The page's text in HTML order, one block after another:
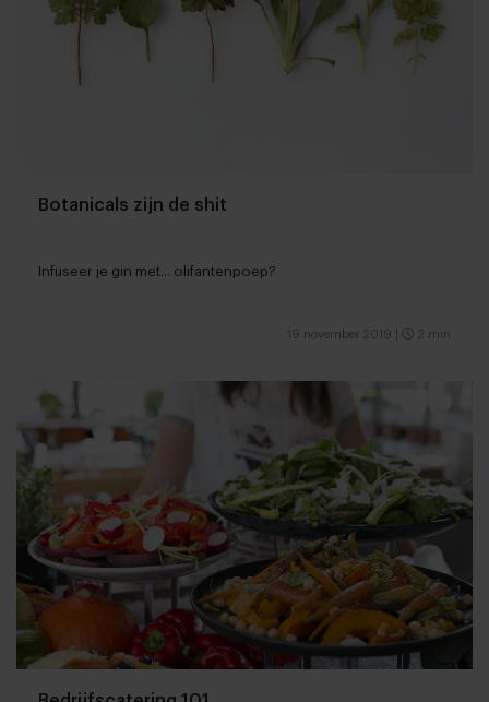
Botanicals zijn de shit
Infuseer je gin met... olifantenpoep?
19 november 2019 2 min